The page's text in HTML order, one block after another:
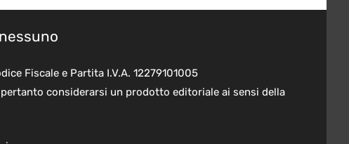
Fiscale e Partita I.V.A. 12279101005
considerarsi un prodotto editoriale ai sensi della